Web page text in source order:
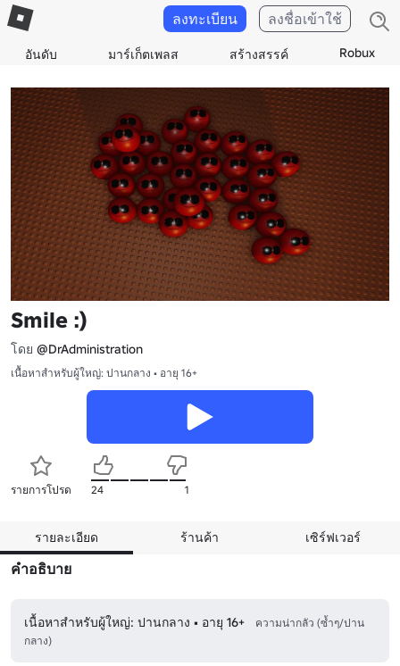
อันดับ มาร์เก็ตเพลส สร้างสรรค์ Robux
ลงทะเบียน ลงชื่อเข้าใช้
Smile :)
โดย @DrAdministration
เนื้อหาสำหรับผู้ใหญ่: ปานกลาง • อายุ 16+
รายการโปรด 24 1
รายละเอียด ร้านค้า เซิร์ฟเวอร์
คำอธิบาย
เนื้อหาสำหรับผู้ใหญ่: ปานกลาง • อายุ 16+
ความน่ากลัว (ซ้ำๆ/ปาน
กลาง)